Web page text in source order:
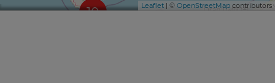
10 Leaflet | © OpenStreetMap contributors